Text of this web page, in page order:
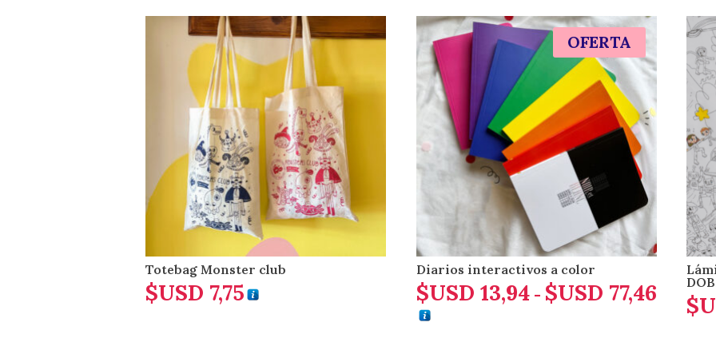
Totebag Monster club
$USD 7,75
OFERTA
Diarios interactivos a color
$USD 13,94 - $USD 77,46Rango